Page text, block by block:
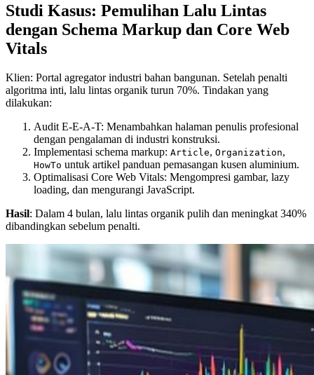
Studi Kasus: Pemulihan Lalu Lintas
dengan Schema Markup dan Core Web
Vitals
Klien: Portal agregator industri bahan bangunan. Setelah penalti
algoritma inti, lalu lintas organik turun 70%. Tindakan yang
dilakukan:
Audit E-E-A-T: Menambahkan halaman penulis profesional
dengan pengalaman di industri konstruksi.
Implementasi schema markup: Article, Organization,
HowTo untuk artikel panduan pemasangan kusen aluminium.
Optimalisasi Core Web Vitals: Mengompresi gambar, lazy
loading, dan mengurangi JavaScript.
Hasil: Dalam 4 bulan, lalu lintas organik pulih dan meningkat 340%
dibandingkan sebelum penalti.